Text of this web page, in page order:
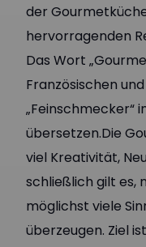
der
hervorragenden
Das Wort
Französischen
„Feinschmecker“
übersetzen.Die
viel Kreativität,
schließlich gilt es,
möglichst viele
überzeugen. Ziel